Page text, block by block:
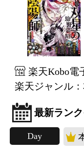
楽天Kobo電
楽天ジャンル
最新ランク
Day